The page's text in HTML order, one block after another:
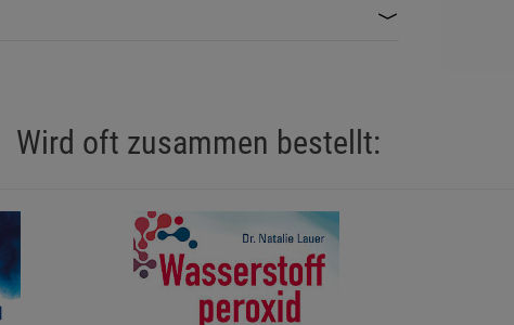
Wird oft zusammen bestellt:
Statistik Cookies
Marketing Cookies (3) Marketing Cookies
Cookie-Informationen
Datenschutzerklärung